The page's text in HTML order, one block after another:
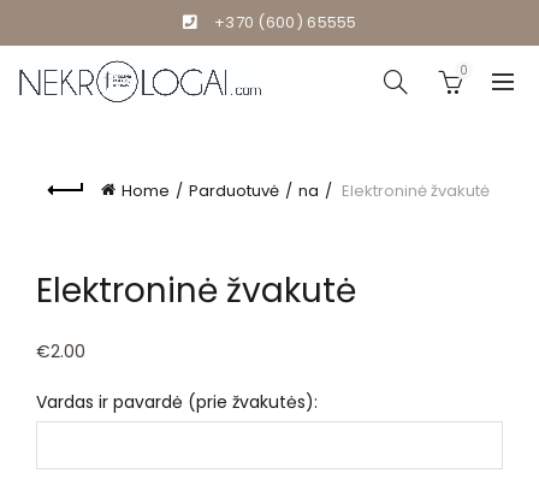
+370 (600) 65555
0
Home Parduotuvė na Elektroninė žvakutė
Elektroninė žvakutė
€2.00
Vardas ir pavardė (prie žvakutės):